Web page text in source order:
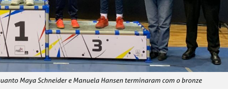
Maya Schneider e Manuela Hansen terminaram com o bronze